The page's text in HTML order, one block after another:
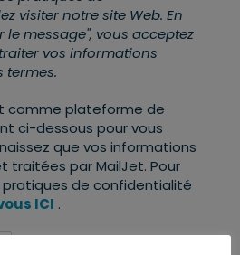
visiter notre site Web. En
message", vous acceptez
vos informations
termes.
comme plateforme de
ci-dessous pour vous
que vos informations
traitées par MailJet. Pour
pratiques de confidentialité
ICI .